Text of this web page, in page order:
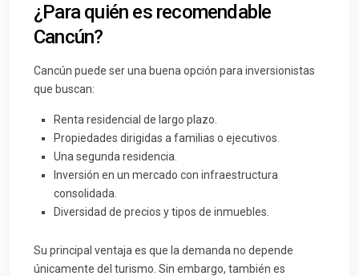
¿Para quién es recomendable
Cancún?
Cancún puede ser una buena opción para inversionistas
que buscan:
Renta residencial de largo plazo.
Propiedades dirigidas a familias o ejecutivos.
Una segunda residencia.
Inversión en un mercado con infraestructura
consolidada.
Diversidad de precios y tipos de inmuebles.
Su principal ventaja es que la demanda no depende
únicamente del turismo. Sin embargo, también es